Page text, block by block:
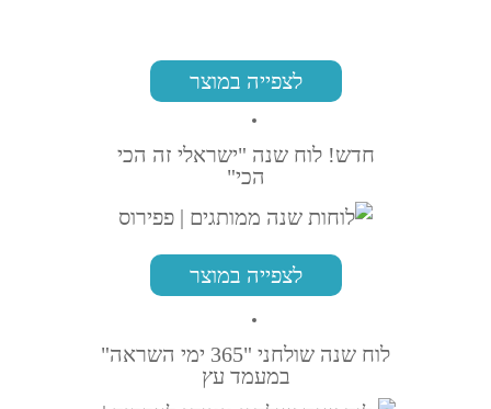
לצפייה במוצר
חדש! לוח שנה "ישראלי זה הכי
הכי"
לצפייה במוצר
לוח שנה שולחני "365 ימי השראה"
במעמד עץ